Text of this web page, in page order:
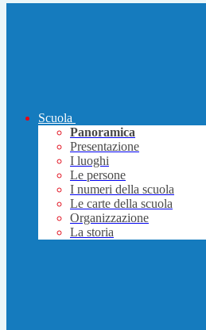
Scuola
Panoramica
Presentazione
I luoghi
Le persone
I numeri della scuola
Le carte della scuola
Organizzazione
La storia